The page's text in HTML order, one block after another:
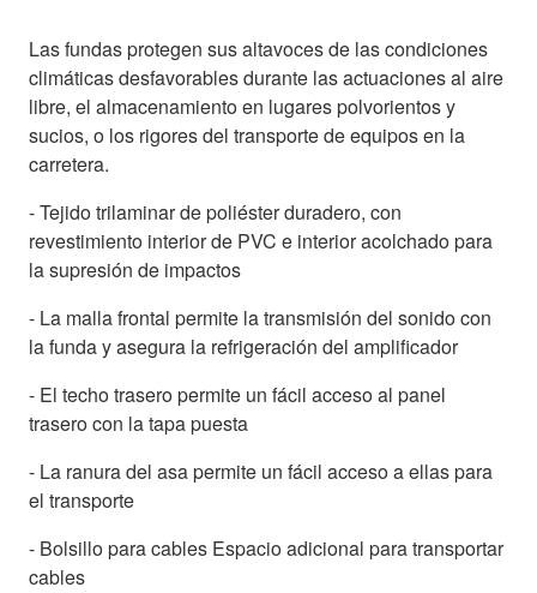
Las fundas protegen sus altavoces de las condiciones
climáticas desfavorables durante las actuaciones al aire
libre, el almacenamiento en lugares polvorientos y
sucios, o los rigores del transporte de equipos en la
carretera.
- Tejido trilaminar de poliéster duradero, con
revestimiento interior de PVC e interior acolchado para
la supresión de impactos
- La malla frontal permite la transmisión del sonido con
la funda y asegura la refrigeración del amplificador
- El techo trasero permite un fácil acceso al panel
trasero con la tapa puesta
- La ranura del asa permite un fácil acceso a ellas para
el transporte
- Bolsillo para cables Espacio adicional para transportar
cables